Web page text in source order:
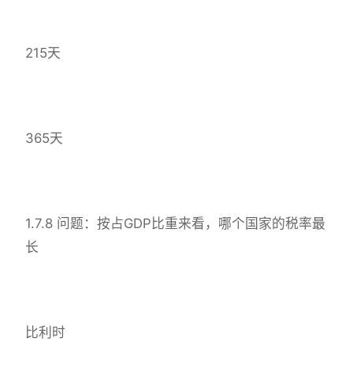
215天
365天
1.7.8 问题：按占GDP比重来看，哪个国家的税率最
长
比利时